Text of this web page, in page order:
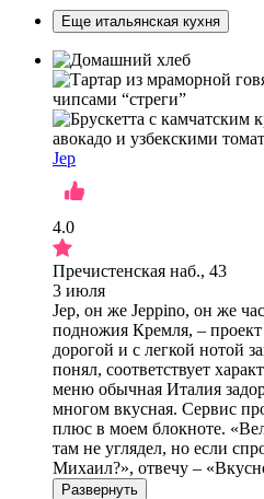
Еще итальянская кухня
Jep
4.0
Пречистенская наб., 43
3 июля
Jep, он же Jeppino, он же
подножия Кремля, –
дорогой и с легкой нотой
понял, соответствует
меню обычная Италия
многом вкусная. Сервис
плюс в моем блокноте.
там не углядел, но если
Михаил?», отвечу –
Развернуть